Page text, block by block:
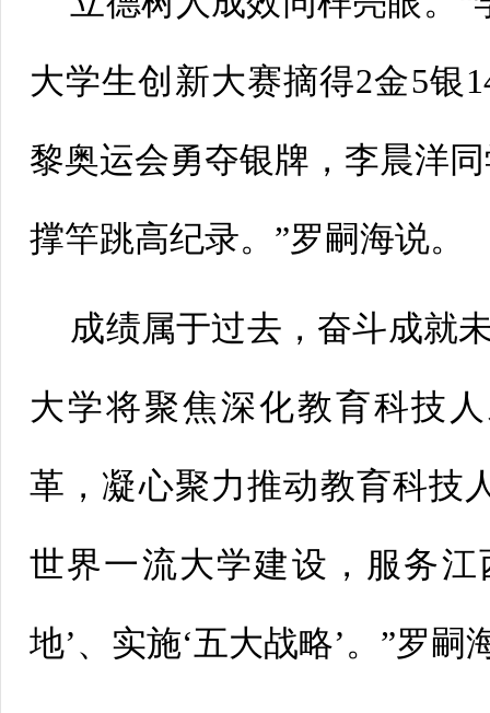
大学生创新大赛摘得2金5银
黎奥运会勇夺银牌，李晨洋
撑竿跳高纪录。”罗嗣海说。
成绩属于过去，奋斗成就
大学将聚焦深化教育科技
革，凝心聚力推动教育科技
世界一流大学建设，服务江
地’、实施‘五大战略’。”罗嗣